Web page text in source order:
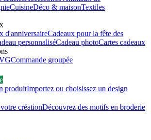
CuisineDéco & maisonTextiles
d'anniversaireCadeaux pour la fête des
personnaliséCadeau photoCartes cadeaux
Commande groupée
produitImportez ou choisissez un design
créationDécouvrez des motifs en broderie